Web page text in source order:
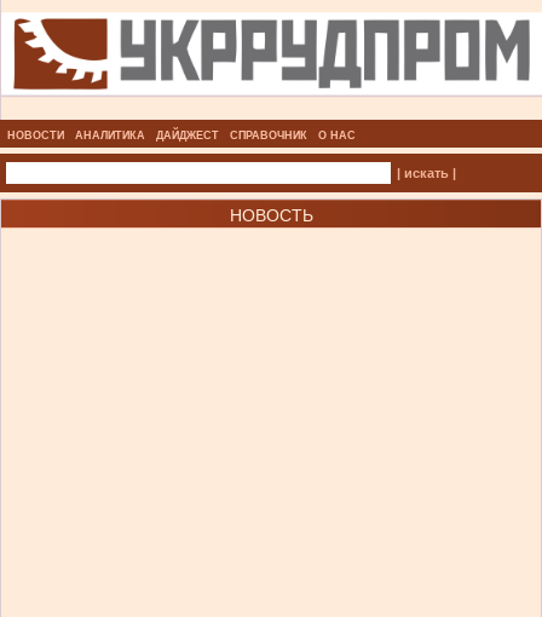
НОВОСТИ АНАЛИТИКА ДАЙДЖЕСТ СПРАВОЧНИК О НАС
| искать |
НОВОСТЬ